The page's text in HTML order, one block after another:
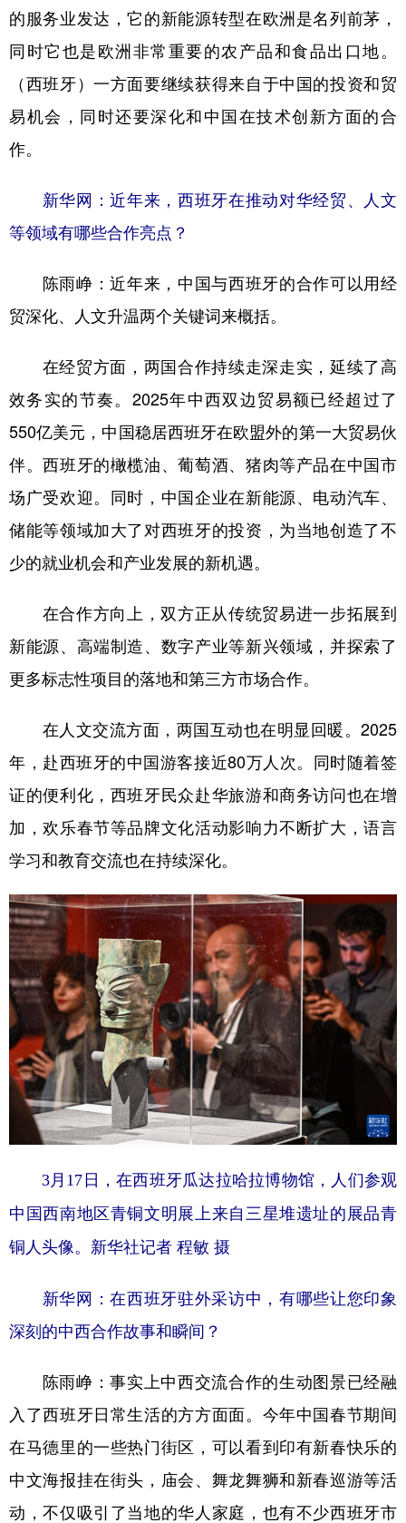
的服务业发达，它的新能源转型在欧洲是名列前茅，
同时它也是欧洲非常重要的农产品和食品出口地。
（西班牙）一方面要继续获得来自于中国的投资和贸
易机会，同时还要深化和中国在技术创新方面的合
作。
新华网：近年来，西班牙在推动对华经贸、人文
等领域有哪些合作亮点？
陈雨峥：近年来，中国与西班牙的合作可以用经
贸深化、人文升温两个关键词来概括。
在经贸方面，两国合作持续走深走实，延续了高
效务实的节奏。2025年中西双边贸易额已经超过了
550亿美元，中国稳居西班牙在欧盟外的第一大贸易伙
伴。西班牙的橄榄油、葡萄酒、猪肉等产品在中国市
场广受欢迎。同时，中国企业在新能源、电动汽车、
储能等领域加大了对西班牙的投资，为当地创造了不
少的就业机会和产业发展的新机遇。
在合作方向上，双方正从传统贸易进一步拓展到
新能源、高端制造、数字产业等新兴领域，并探索了
更多标志性项目的落地和第三方市场合作。
在人文交流方面，两国互动也在明显回暖。2025
年，赴西班牙的中国游客接近80万人次。同时随着签
证的便利化，西班牙民众赴华旅游和商务访问也在增
加，欢乐春节等品牌文化活动影响力不断扩大，语言
学习和教育交流也在持续深化。
3月17日，在西班牙瓜达拉哈拉博物馆，人们参观
中国西南地区青铜文明展上来自三星堆遗址的展品青
铜人头像。新华社记者 程敏 摄
新华网：在西班牙驻外采访中，有哪些让您印象
深刻的中西合作故事和瞬间？
陈雨峥：事实上中西交流合作的生动图景已经融
入了西班牙日常生活的方方面面。今年中国春节期间
在马德里的一些热门街区，可以看到印有新春快乐的
中文海报挂在街头，庙会、舞龙舞狮和新春巡游等活
动，不仅吸引了当地的华人家庭，也有不少西班牙市